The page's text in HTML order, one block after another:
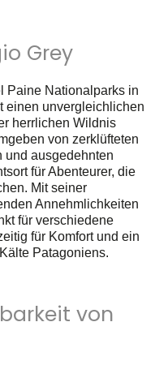
Grey
Paine Nationalparks in
einen unvergleichlichen
herrlichen Wildnis
von zerklüfteten
und ausgedehnten
für Abenteurer, die
Mit seiner
Annehmlichkeiten
für verschiedene
für Komfort und ein
Patagoniens.
von